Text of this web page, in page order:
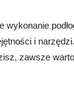
wykonanie
i
zawsze